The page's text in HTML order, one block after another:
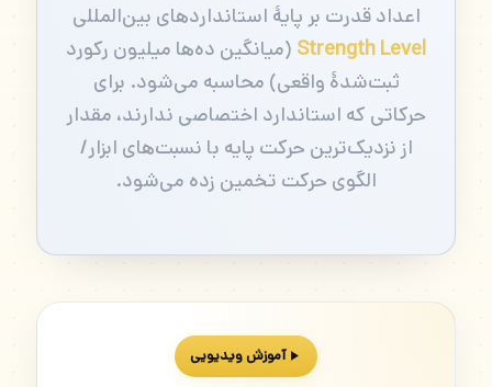
اعداد قدرت بر پایهٔ استانداردهای بین‌المللی
Strength Level (میانگین ده‌ها میلیون رکورد
ثبت‌شدهٔ واقعی) محاسبه می‌شود. برای
حرکاتی که استاندارد اختصاصی ندارند، مقدار
از نزدیک‌ترین حرکت پایه با نسبت‌های ابزار/
الگوی حرکت تخمین زده می‌شود.
آموزش ویدیویی